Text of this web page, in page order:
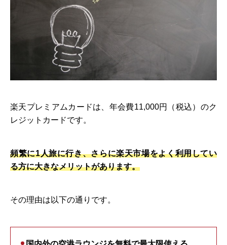
楽天プレミアムカードは、年会費11,000円（税込）のク
レジットカードです。
頻繁に1人旅に行き、さらに楽天市場をよく利用してい
る方に大きなメリットがあります。
その理由は以下の通りです。